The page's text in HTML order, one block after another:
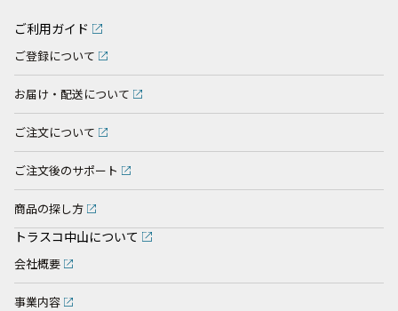
ご利用ガイド
ご登録について
お届け・配送について
ご注文について
ご注文後のサポート
商品の探し方
トラスコ中山について
会社概要
事業内容